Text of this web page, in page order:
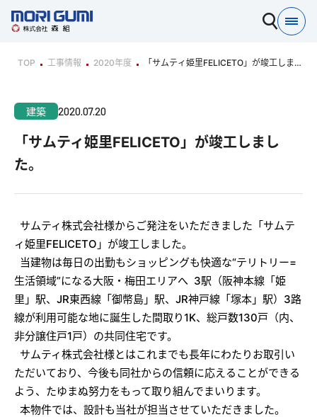
TOP 工事情報 2020年度
「サムティ姫里FELICETO」が竣工しまし
建築 2020.07.20
「サムティ姫里FELICETO」が竣工しまし
た。
サムティ株式会社様からご発注をいただきました「サムテ
ィ姫里FELICETO」が竣工しました。
当建物は毎日の出勤もショッピングも快適な“テリトリー=
生活領域”になる大阪・梅田エリアへ 3駅（阪神本線「姫
里」駅、JR東西線「御幣島」駅、JR神戸線「塚本」駅）3路
線が利用可能な地に誕生した間取り1K、総戸数130戸（内、
非分譲住戸1戸）の共同住宅です。
サムティ株式会社様とはこれまでも長年にわたりお取引い
ただいており、今後も同社からの信頼に応えることができる
よう、たゆまぬ努力をもって取り組んでまいります。
本物件では、設計も当社が担当させていただきました。